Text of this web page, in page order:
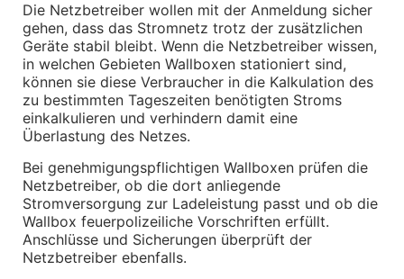
Räderzubehör
Felgen
Reifen
Sicherheit
MINI 5-Türer Zubehör
Transport & Gepäck
Exterieur
Interieur
Kommunikation & Information
Winterkompletträder
Sommerkompletträder
Räderzubehör
Felgen
Reifen
Sicherheit
Die Netzbetreiber wollen mit der Anmeldung sicher
gehen, dass das Stromnetz trotz der zusätzlichen
Geräte stabil bleibt. Wenn die Netzbetreiber wissen,
in welchen Gebieten Wallboxen stationiert sind,
können sie diese Verbraucher in die Kalkulation des
zu bestimmten Tageszeiten benötigten Stroms
einkalkulieren und verhindern damit eine
Überlastung des Netzes.
Bei genehmigungspflichtigen Wallboxen prüfen die
Netzbetreiber, ob die dort anliegende
Stromversorgung zur Ladeleistung passt und ob die
Wallbox feuerpolizeiliche Vorschriften erfüllt.
Anschlüsse und Sicherungen überprüft der
Netzbetreiber ebenfalls.